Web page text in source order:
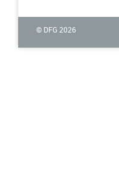
© DFG 2026